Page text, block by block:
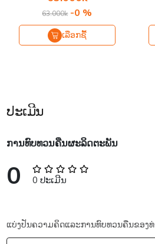
63.000k -0 %
ເລືອກຊື້
ປະເມີນ
ການທົບທວນຄືນຜະລິດຕະພັນ
0 0 ປະເມີນ
ແບ່ງປັນຄວາມຄິດແລະການທົບທວນຄືນຂອງ